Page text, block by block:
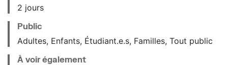
2 jours
Public
Adultes, Enfants, Étudiant.e.s, Familles, Tout public
À voir également